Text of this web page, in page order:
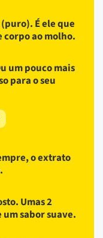
É ele que
corpo ao molho.
um pouco mais
para o seu
o extrato
Umas 2
um sabor suave.